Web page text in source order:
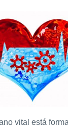
vital está